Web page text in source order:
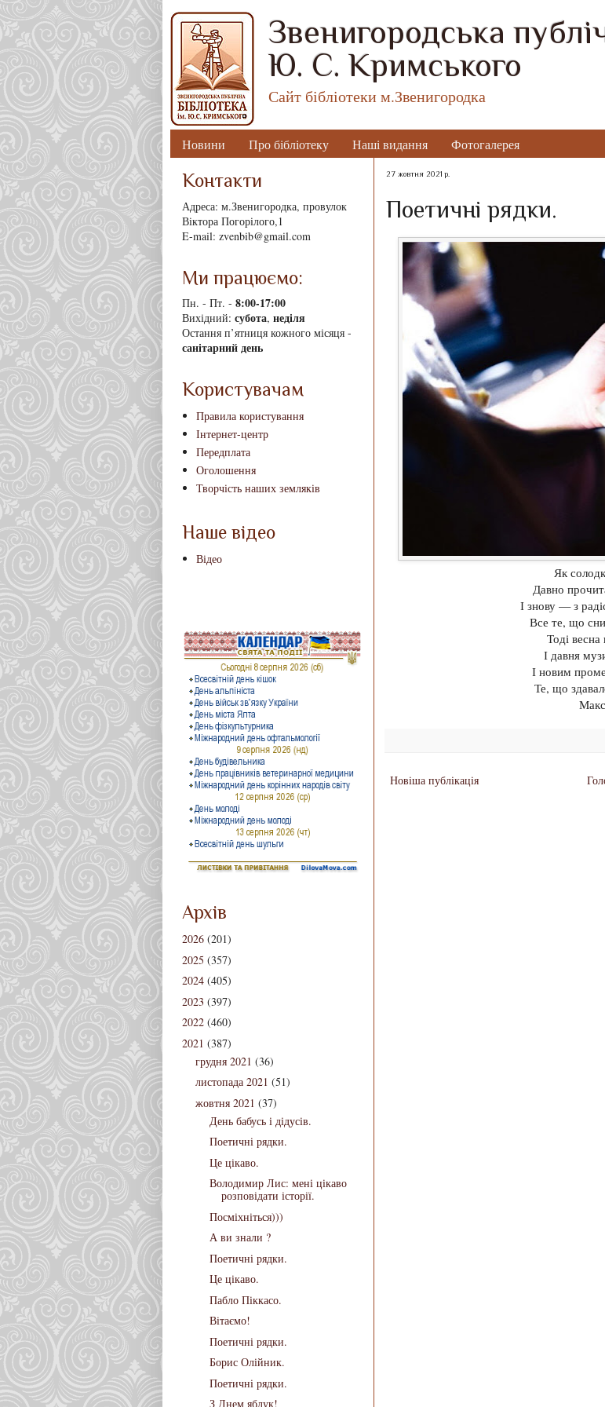
Звенигородська
Ю. С. Кримського
Сайт бібліотеки м.Звенигородка
Новини Про бібліотеку Наші видання Фотогалерея
27 жовтня 2021 р.
Поетичні рядки.
Як
Давно
І знову — з
Все те, що
Тоді
І давня
І новим
Те, що
Новіша публікація
Контакти
Адреса: м.Звенигородка, провулок
Віктора Погорілого,1
E-mail: zvenbib@gmail.com
Ми працюємо:
Пн. - Пт. - 8:00-17:00
Вихідний: субота, неділя
Остання п’ятниця кожного місяця -
санітарний день
Користувачам
Правила користування
Інтернет-центр
Передплата
Оголошення
Творчість наших земляків
Наше відео
Відео
Архів
2026 (201)
2025 (357)
2024 (405)
2023 (397)
2022 (460)
2021 (387)
грудня 2021 (36)
листопада 2021 (51)
жовтня 2021 (37)
День бабусь і дідусів.
Поетичні рядки.
Це цікаво.
Володимир Лис: мені цікаво
розповідати історії.
Посміхніться)))
А ви знали ?
Поетичні рядки.
Це цікаво.
Пабло Піккасо.
Вітаємо!
Поетичні рядки.
Борис Олійник.
Поетичні рядки.
З Днем яблук!